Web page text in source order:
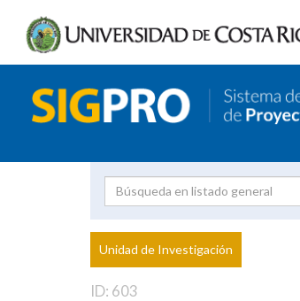
Proyecto
Investigador
Unidad de Investigación
ID: 603